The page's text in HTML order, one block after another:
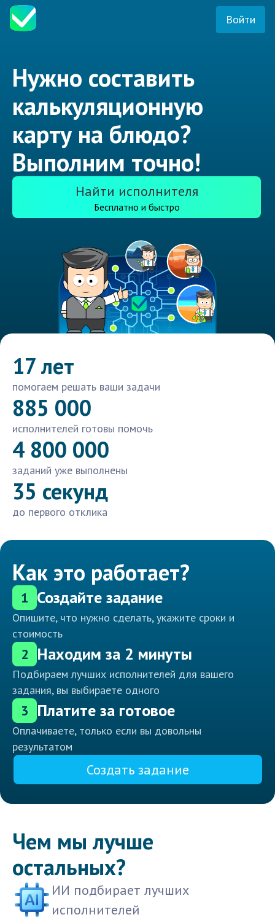
Войти
Нужно составить
калькуляционную
карту на блюдо?
Выполним точно!
Найти исполнителя
Бесплатно и быстро
17 лет
помогаем решать ваши задачи
885 000
исполнителей готовы помочь
4 800 000
заданий уже выполнены
35 секунд
до первого отклика
Как это работает?
1 Создайте задание
Опишите, что нужно сделать, укажите сроки и
стоимость
2 Находим за 2 минуты
Подбираем лучших исполнителей для вашего
задания, вы выбираете одного
3 Платите за готовое
Оплачиваете, только если вы довольны
результатом
Создать задание
Чем мы лучше
остальных?
ИИ подбирает лучших
исполнителей